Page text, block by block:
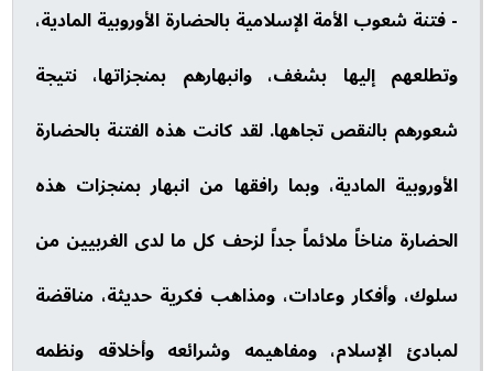
- فتنة شعوب الأمة الإسلامية بالحضارة الأوروبية المادية،
وتطلعهم إليها بشغف، وانبهارهم بمنجزاتها، نتيجة
شعورهم بالنقص تجاهها. لقد كانت هذه الفتنة بالحضارة
الأوروبية المادية، وبما رافقها من انبهار بمنجزات هذه
الحضارة مناخاً ملائماً جداً لزحف كل ما لدى الغربيين من
سلوك، وأفكار وعادات، ومذاهب فكرية حديثة، مناقضة
لمبادئ الإسلام، ومفاهيمه وشرائعه وأخلاقه ونظمه